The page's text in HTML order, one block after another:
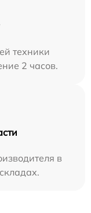
техники
2 часов.
в